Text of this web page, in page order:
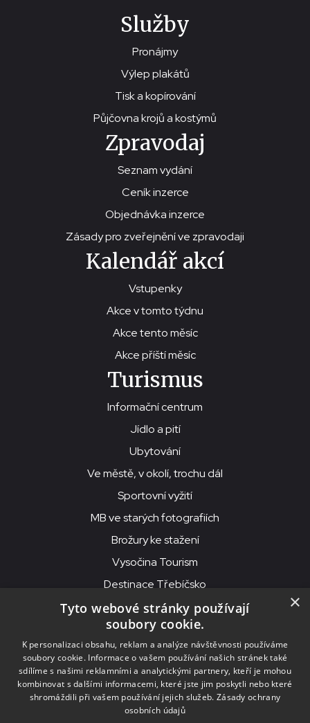
Služby
Pronájmy
Výlep plakátů
Tisk a kopírování
Půjčovna krojů a kostýmů
Zpravodaj
Seznam vydání
Ceník inzerce
Objednávka inzerce
Zásady pro zveřejnění ve zpravodaji
Kalendář akcí
Vstupenky
Akce v tomto týdnu
Akce tento měsíc
Akce příští měsíc
Turismus
Informační centrum
Jídlo a pití
Ubytování
Ve městě, v okolí, trochu dál
Sportovní vyžití
MB ve starých fotografiích
Brožury ke stažení
Vysočina Tourism
Destinace Třebíčsko
© 2026MKS Beseda Mor. Budějovice
MKS Beseda, příspěvková organizace, Purcnerova 62, 676 02
Moravské Budějovice
IČO: 00091758, DIČ: CZ00091758, ID datové schránky: chjn2kd
×
Tyto webové stránky používají
soubory cookie.
K personalizaci obsahu, reklam a analýze návštěvnosti používáme
soubory cookie. Informace o vašem používání našich stránek také
sdílíme s našimi reklamními a analytickými partnery, kteří je mohou
kombinovat s dalšími informacemi, které jste jim poskytli nebo které
shromáždili při vašem používání jejich služeb. Zásady ochrany
osobních údajů